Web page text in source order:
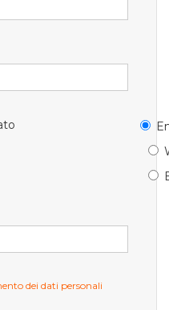
dei dati personali